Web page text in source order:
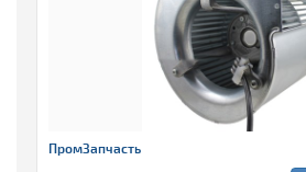
ПромЗапчасть